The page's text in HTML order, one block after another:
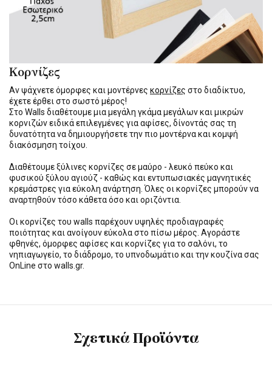
Κορνίζες
Αν ψάχνετε όμορφες και μοντέρνες κορνίζες στο διαδίκτυο,
έχετε έρθει στο σωστό μέρος!
Στο Walls διαθέτουμε μια μεγάλη γκάμα μεγάλων και μικρών
κορνιζών ειδικά επιλεγμένες για αφίσες, δίνοντάς σας τη
δυνατότητα να δημιουργήσετε την πιο μοντέρνα και κομψή
διακόσμηση τοίχου.
Διαθέτουμε ξύλινες κορνίζες σε μαύρο - λευκό πεύκο και
φυσικού ξύλου αγιούζ - καθώς και εντυπωσιακές μαγνητικές
κρεμάστρες για εύκολη ανάρτηση. Όλες οι κορνίζες μπορούν να
αναρτηθούν τόσο κάθετα όσο και οριζόντια.
Οι κορνίζες του walls παρέχουν υψηλές προδιαγραφές
ποιότητας και ανοίγουν εύκολα στο πίσω μέρος. Αγοράστε
φθηνές, όμορφες αφίσες και κορνίζες για το σαλόνι, το
νηπιαγωγείο, το διάδρομο, το υπνοδωμάτιο και την κουζίνα σας
OnLine στο walls.gr.
Σχετικά Προϊόντα